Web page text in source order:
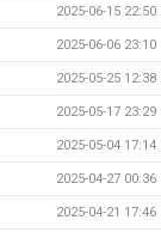
2025-06-15 22:50
2025-06-06 23:10
2025-05-25 12:38
2025-05-17 23:29
2025-05-04 17:14
2025-04-27 00:36
2025-04-21 17:46